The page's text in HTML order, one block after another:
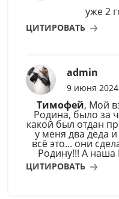
уже 2
ЦИТИРОВАТЬ
admin
9 июня
Тимофей, Мой
Родина, было за
какой был отдан
у меня два деда
всё это... они
Родину!!! А наша
ЦИТИРОВАТЬ